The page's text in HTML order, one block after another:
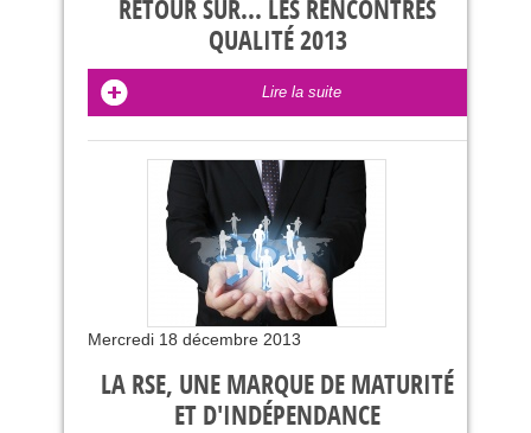
RETOUR SUR... LES RENCONTRES
QUALITÉ 2013
Lire la suite
Mercredi 18 décembre 2013
LA RSE, UNE MARQUE DE MATURITÉ
ET D'INDÉPENDANCE